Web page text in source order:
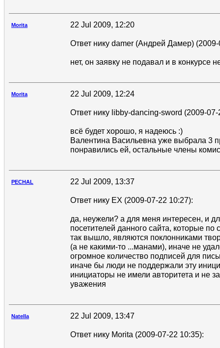
Morita 22 Jul 2009, 12:20
Ответ нику damer (Андрей Дамер)
нет, он заявку не подавал и в конкурсе
Morita 22 Jul 2009, 12:24
Ответ нику libby-dancing-sword (2009-
всё будет хорошо, я надеюсь :)
Валентина Васильевна уже выбрала 3
понравились ей, остальные члены
PECHAL 22 Jul 2009, 13:37
Ответ нику EX (2009-07-22 10:27):
да, неужели? а для меня интересен, и
посетителей данного сайта, которые по
так вышло, являются поклонниками
(а не какими-то ...манами), иначе не
огромное количество подписей для
иначе бы люди не поддержали эту
инициаторы не имели авторитета и не
уважения
Natella 22 Jul 2009, 13:47
Ответ нику Morita (2009-07-22 10:35):